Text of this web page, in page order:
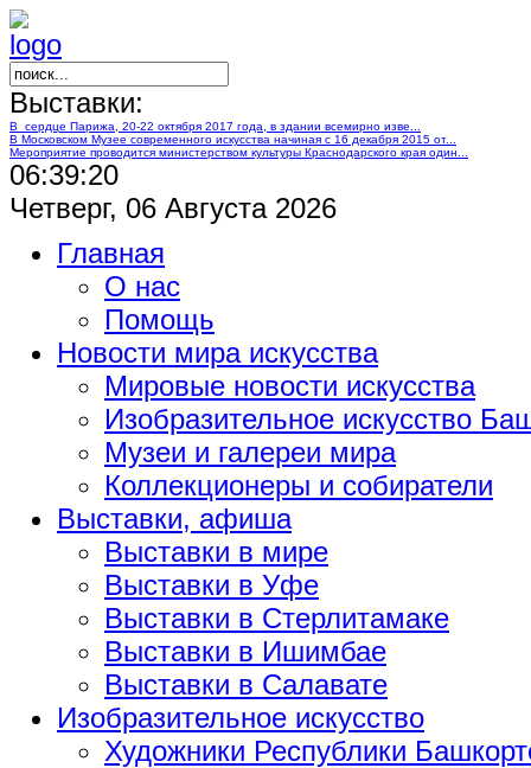
Выставки:
В сердце Парижа, 20-22 октября 2017 года, в здании всемирно изве...
В Московском Музее современного искусства начиная с 16 декабря 2015 от...
Мероприятие проводится министерством культуры Краснодарского края один...
06:39:21
Четверг, 06 Августа 2026
Главная
О нас
Помощь
Новости мира искусства
Мировые новости искусства
Изобразительное искусство
Музеи и галереи мира
Коллекционеры и собиратели
Выставки, афиша
Выставки в мире
Выставки в Уфе
Выставки в Стерлитамаке
Выставки в Ишимбае
Выставки в Салавате
Изобразительное искусство
Художники Республики